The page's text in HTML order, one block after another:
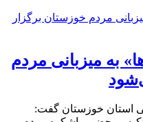
به میزبانی مردم
استان خوزستان گفت: